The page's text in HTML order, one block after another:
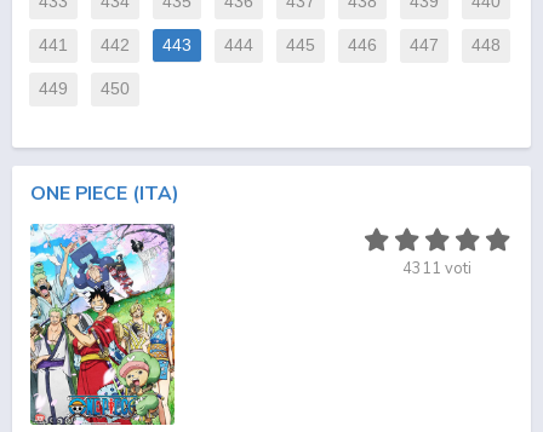
441 442 443 444 445 446 447 448
449 450
ONE PIECE (ITA)
4311 voti